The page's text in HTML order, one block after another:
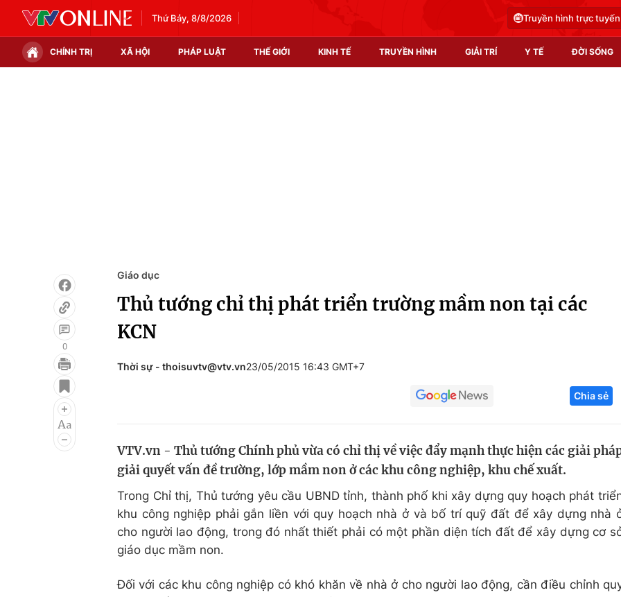
Thứ Bảy, 8/8/2026 Truyền hình trực tuyến
CHÍNH TRỊ XÃ HỘI PHÁP LUẬT THẾ GIỚI KINH TẾ TRUYỀN HÌNH GIẢI TRÍ Y TẾ ĐỜI SỐNG
Infographic
Điện ảnh
Âm nhạc
Chất lượng cuộc sống
Tuyển sinh
Hitech Công
Thị trường
0
Giáo dục
Thủ tướng chỉ thị phát triển trường mầm non tại các
KCN
Thời sự - thoisuvtv@vtv.vn23/05/2015 16:43 GMT+7
Chia sẻ
VTV.vn - Thủ tướng Chính phủ vừa có chỉ thị về việc đẩy mạnh thực hiện các giải
giải quyết vấn đề trường, lớp mầm non ở các khu công nghiệp, khu chế xuất.
Trong Chỉ thị, Thủ tướng yêu cầu UBND tỉnh, thành phố khi xây dựng quy hoạch phát
khu công nghiệp phải gắn liền với quy hoạch nhà ở và bố trí quỹ đất để xây dựng nhà
cho người lao động, trong đó nhất thiết phải có một phần diện tích đất để xây dựng cơ
giáo dục mầm non.
Đối với các khu công nghiệp có khó khăn về nhà ở cho người lao động, cần điều chỉnh